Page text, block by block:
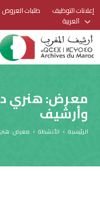
إعلانات التوظيف طلبات العروض
العربية
معرض: هنري
وأرشيف
الرئيسية الأنشطة معرض: